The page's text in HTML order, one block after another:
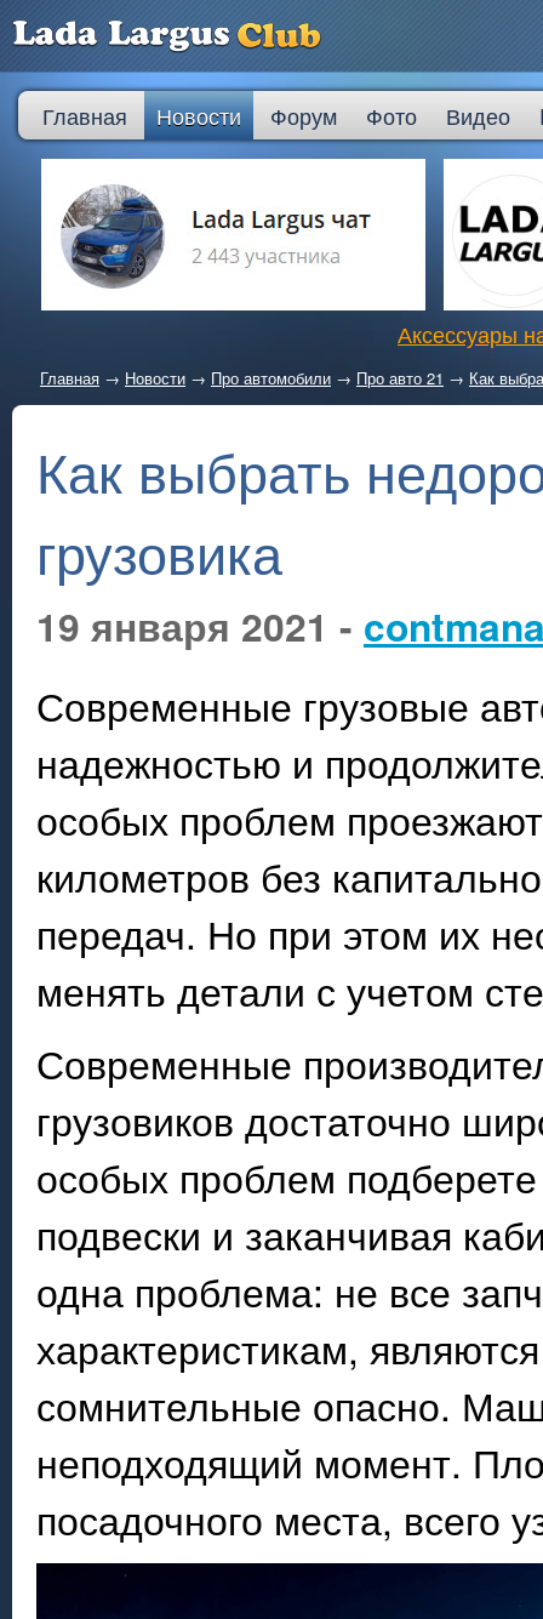
Главная Новости Форум Фото Видео
Аксессуары
Главная → Новости → Про автомобили → Про авто 21 → Как
Как выбрать
грузовика
19 января 2021 -
Современные грузовые
надежностью и
особых проблем
километров без
передач. Но при этом их
менять детали с учетом
Современные
грузовиков достаточно
особых проблем
подвески и заканчивая
одна проблема: не все
характеристикам,
сомнительные опасно.
неподходящий момент.
посадочного места, всего